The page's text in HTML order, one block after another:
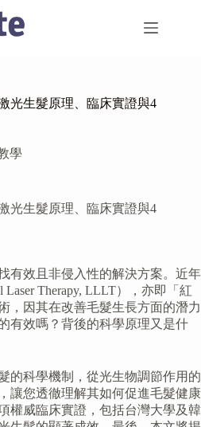
光生髮原理、臨床實證與4
學
光生髮原理、臨床實證與4
有效且非侵入性的解決方案。近年
Therapy, LLLT），亦即「紅
，因其在改善毛髮生長方面的潛力
有效嗎？背後的科學原理又是什
的科學機制，從光生物調節作用的
讓您透徹理解其如何促進毛髮健康
權威臨床實證，包括台灣大學及韓